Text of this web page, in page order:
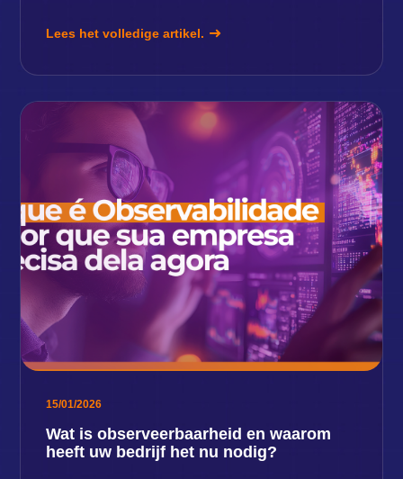
Lees het volledige artikel.
15/01/2026
Wat is observeerbaarheid en waarom
heeft uw bedrijf het nu nodig?